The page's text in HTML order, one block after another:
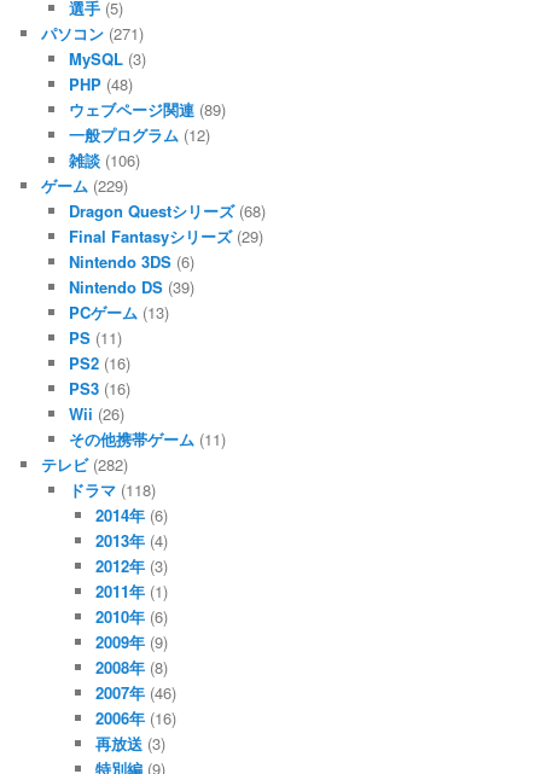
選手(5)
パソコン (271)
MySQL(3)
PHP(48)
ウェブページ関連(89)
一般プログラム(12)
雑談(106)
ゲーム (229)
Dragon Questシリーズ(68)
Final Fantasyシリーズ(29)
Nintendo 3DS(6)
Nintendo DS(39)
PCゲーム(13)
PS(11)
PS2(16)
PS3(16)
Wii (26)
その他携帯ゲーム(11)
テレビ(282)
ドラマ(118)
2014年 (6)
2013年 (4)
2012年 (3)
2011年 (1)
2010年 (6)
2009年 (9)
2008年 (8)
2007年 (46)
2006年 (16)
再放送 (3)
特別編 (9)